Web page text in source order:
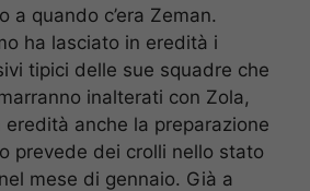
a quando c’era Zeman.
ha lasciato in eredità i
tipici delle sue squadre che
inalterati con Zola,
anche la preparazione
prevede dei crolli nello stato
mese di gennaio. Già a